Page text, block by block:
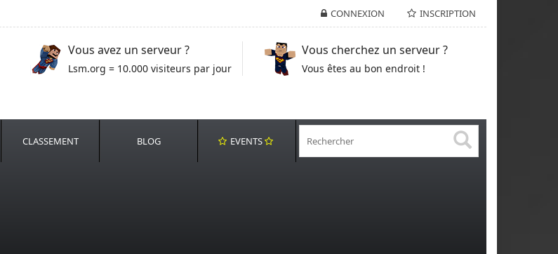
CONNEXION INSCRIPTION
Vous avez un serveur ?
Lsm.org = 10.000 visiteurs par jour
Vous cherchez un serveur ?
Vous êtes au bon endroit !
CLASSEMENT BLOG EVENTS